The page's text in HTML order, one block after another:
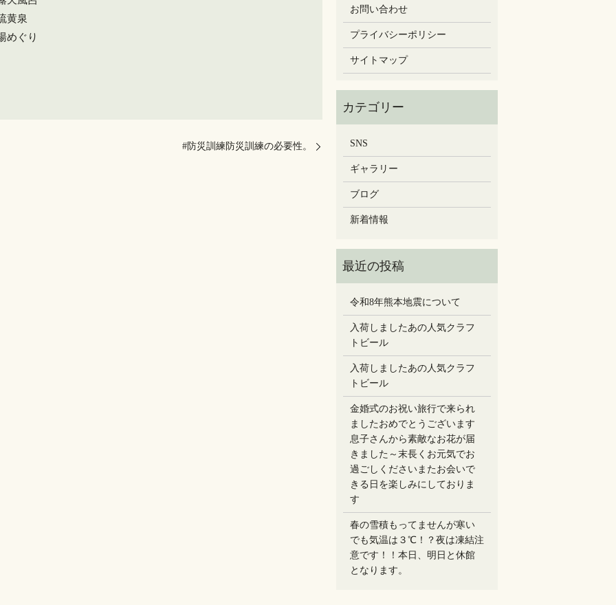
黄泉
めぐり
#防災訓練防災訓練の必要性。
お問い合わせ
プライバシーポリシー
サイトマップ
SNS
ギャラリー
ブログ
新着情報
令和8年熊本地震について
入荷しましたあの人気クラフ
トビール
入荷しましたあの人気クラフ
トビール
金婚式のお祝い旅行で来られ
ましたおめでとうございます
息子さんから素敵なお花が届
きました～末長くお元気でお
過ごしください️またお会いで
きる日を楽しみにしておりま
す
春の雪積もってませんが寒い
でも気温は３℃！？夜は凍結注
意です！！本日、明日と休館
となります。